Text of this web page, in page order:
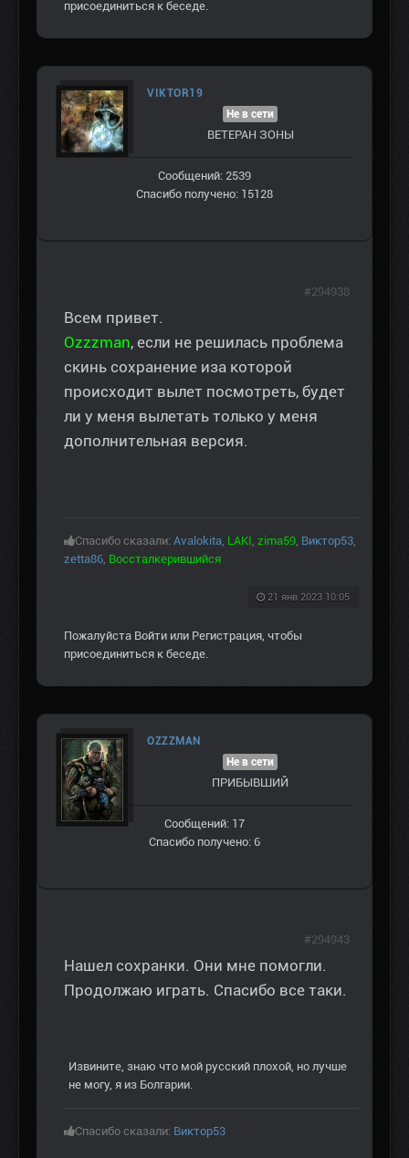
присоединиться к беседе.
VIKTOR19
Не в сети
ВЕТЕРАН ЗOНЫ
Сообщений: 2539
Спасибо получено: 15128
Всем привет.
Ozzzman, если не решилась проблема
скинь сохранение иза которой
происходит вылет посмотреть, будет
ли у меня вылетать только у меня
дополнительная версия.
Спасибо сказали: Avalokita, LAKI, zima59, Виктор53,
zetta86, Воссталкерившийся
21 янв 2023 10:05
#294938
Пожалуйста Войти или Регистрация, чтобы
присоединиться к беседе.
OZZZMAN
Не в сети
ПРИБЫВШИЙ
Сообщений: 17
Спасибо получено: 6
Нашел сохранки. Они мне помогли.
Продолжаю играть. Спасибо все таки.
Извините, знаю что мой русский плохой, но лучше
не могу, я из Болгарии.
Спасибо сказали: Виктор53
#294943